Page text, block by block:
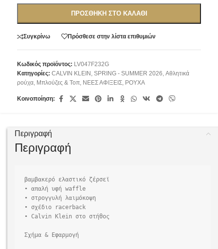
ΠΡΟΣΘΉΚΗ ΣΤΟ ΚΑΛΆΘΙ
Συγκρίνω Πρόσθεσε στην λίστα επιθυμιών
Κωδικός προϊόντος: LV047F232G
Κατηγορίες: CALVIN KLEIN, SPRING - SUMMER 2026, Αθλητικά
ρούχα, Μπλούζες & Τοπ, ΝΕΕΣ ΑΦΙΞΕΙΣ, ΡΟΥΧΑ
Κοινοποίηση:
Περιγραφή
Περιγραφή
βαμβακερό ελαστικό ζέρσεϊ
• απαλή υφή waffle
• στρογγυλή λαιμόκοψη
• σχέδιο racerback
• Calvin Klein στο στήθος
Σχήμα & Εφαρμογή